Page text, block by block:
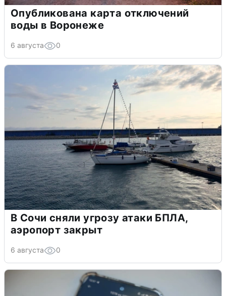
Опубликована карта отключений
воды в Воронеже
6 августа 0
В Сочи сняли угрозу атаки БПЛА,
аэропорт закрыт
6 августа 0